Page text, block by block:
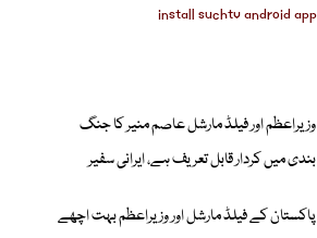
وزیراعظم اور فیلڈ مارشل عاصم منیر کا جنگ
بندی میں کردار قابل تعریف ہے، ایرانی سفیر
پاکستان کے فیلڈ مارشل اور وزیراعظم بہت اچھے